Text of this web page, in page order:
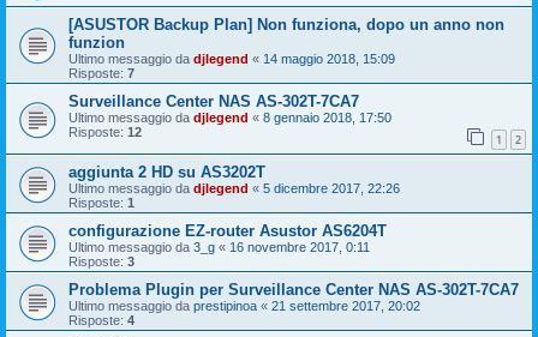
[ASUSTOR Backup Plan] Non funziona, dopo un anno non
funzion
Ultimo messaggio da djlegend « 14 maggio 2018, 15:09
Risposte: 7
Surveillance Center NAS AS-302T-7CA7
Ultimo messaggio da djlegend « 8 gennaio 2018, 17:50
Risposte: 12 1 2
aggiunta 2 HD su AS3202T
Ultimo messaggio da djlegend « 5 dicembre 2017, 22:26
Risposte: 1
configurazione EZ-router Asustor AS6204T
Ultimo messaggio da 3_g « 16 novembre 2017, 0:11
Risposte: 3
Problema Plugin per Surveillance Center NAS AS-302T-7CA7
Ultimo messaggio da prestipinoa « 21 settembre 2017, 20:02
Risposte: 4